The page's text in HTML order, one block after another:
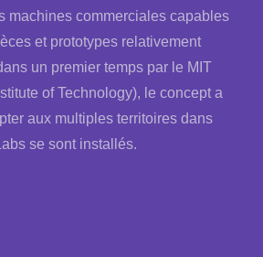
machines commerciales capables
et prototypes relativement
un premier temps par le MIT
of Technology), le concept a
aux multiples territoires dans
se sont installés.